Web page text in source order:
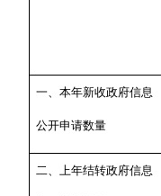
一、本年新收政府信息
公开申请数量
二、上年结转政府信息